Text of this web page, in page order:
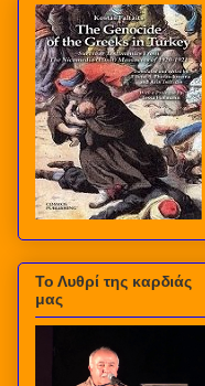
Το Λυθρί της καρδιάς
μας